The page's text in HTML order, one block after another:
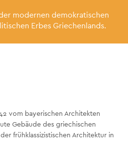
modernen demokratischen
Erbes Griechenlands.
vom bayerischen Architekten
Gebäude des griechischen
frühklassizistischen Architektur in